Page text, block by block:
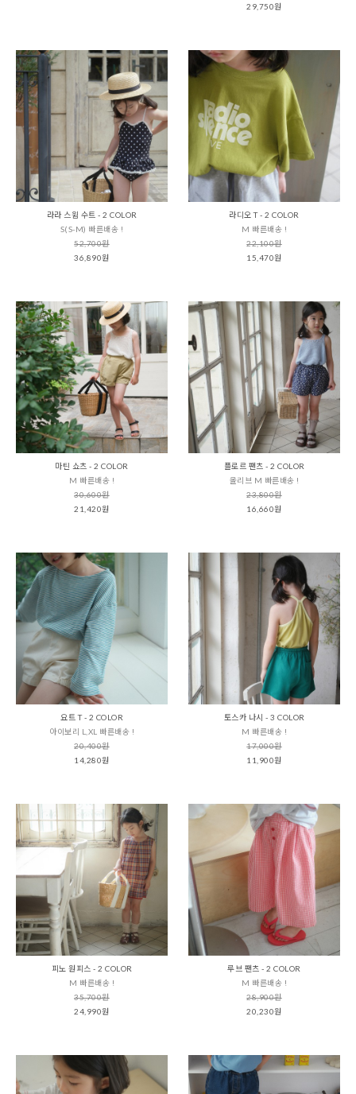
29,750원
라라 스윔 수트 - 2 COLOR
S(S-M) 빠른배송 !
52,700원
36,890원
라디오 T - 2 COLOR
M 빠른배송 !
22,100원
15,470원
마틴 쇼츠 - 2 COLOR
M 빠른배송 !
30,600원
21,420원
플로르 팬츠 - 2 COLOR
올리브 M 빠른배송 !
23,800원
16,660원
요트 T - 2 COLOR
아이보리 L,XL 빠른배송 !
20,400원
14,280원
토스카 나시 - 3 COLOR
M 빠른배송 !
17,000원
11,900원
피노 원피스 - 2 COLOR
M 빠른배송 !
35,700원
24,990원
루브 팬츠 - 2 COLOR
M 빠른배송 !
28,900원
20,230원